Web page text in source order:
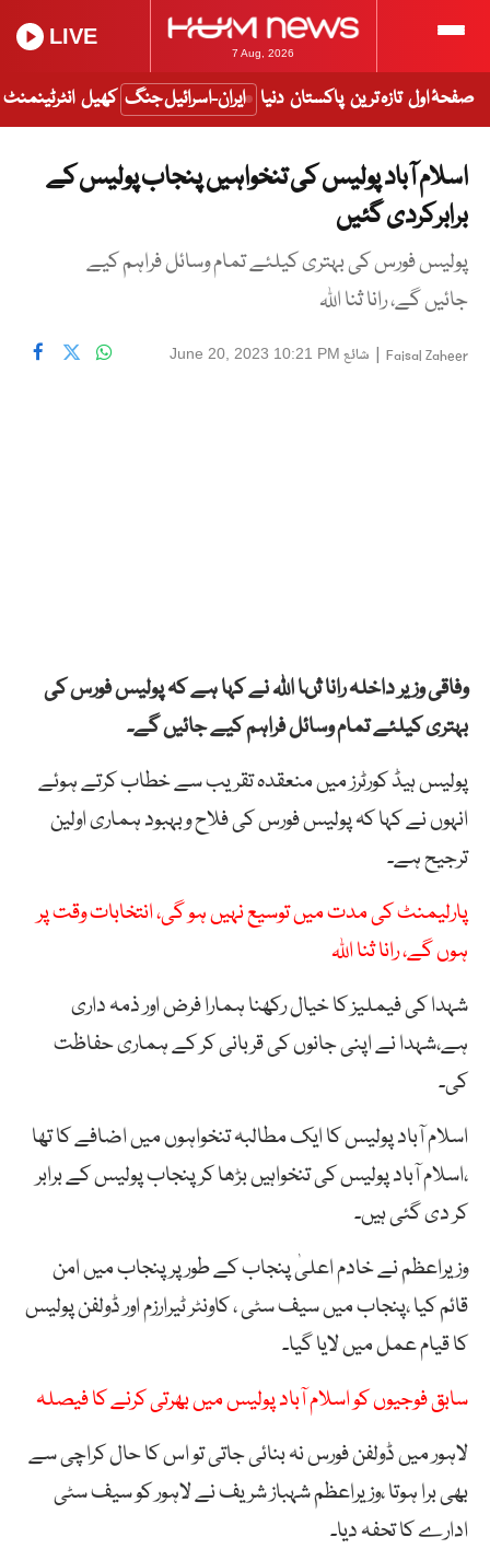
7 Aug, 2026
LIVE
صفحۂ اول تازہ ترین پاکستان دنیا ایران-اسرائیل جنگ کھیل انٹرٹینمنٹ
اسلام آباد پولیس کی تنخواہیں پنجاب پولیس کے
برابرکردی گئیں
پولیس فورس کی بہتری کیلئے تمام وسائل فراہم کیے
جائیں گے، رانا ثنا اللہ
Faisal Zaheer
| شائع June 20, 2023 10:21 PM
وفاقی وزیر داخلہ رانا ثںا اللہ نے کہا ہے کہ پولیس فورس کی
بہتری کیلئے تمام وسائل فراہم کیے جائیں گے۔
پولیس ہیڈ کورٹرز میں منعقدہ تقریب سے خطاب کرتے ہوئے
انہوں نے کہا کہ پولیس فورس کی فلاح وبہبود ہماری اولین
ترجیح ہے۔
پارلیمنٹ کی مدت میں توسیع نہیں ہو گی، انتخابات وقت پر
ہوں گے، رانا ثنا اللہ
شہدا کی فیملیز کا خیال رکھنا ہمارا فرض اور ذمہ داری
ہے،شہدا نے اپنی جانوں کی قربانی کر کے ہماری حفاظت
کی۔
اسلام آباد پولیس کا ایک مطالبہ تنخواہوں میں اضافے کا تھا
،اسلام آباد پولیس کی تنخواہیں بڑھا کر پنجاب پولیس کے برابر
کر دی گئی ہیں۔
وزیراعظم نے خادم اعلیٰ پنجاب کے طور پر پنجاب میں امن
قائم کیا ،پنجاب میں سیف سٹی ، کاونٹر ٹیرارزم اور ڈولفن پولیس
کا قیام عمل میں لایا گیا۔
سابق فوجیوں کو اسلام آباد پولیس میں بھرتی کرنے کا فیصلہ
لاہور میں ڈولفن فورس نہ بنائی جاتی تو اس کا حال کراچی سے
بھی برا ہوتا ،وزیراعظم شہباز شریف نے لاہور کو سیف سٹی
ادارے کا تحفہ دیا۔